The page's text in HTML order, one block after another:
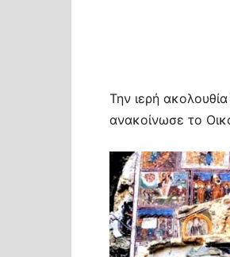
Την ιερή
ανακοίνωσε το